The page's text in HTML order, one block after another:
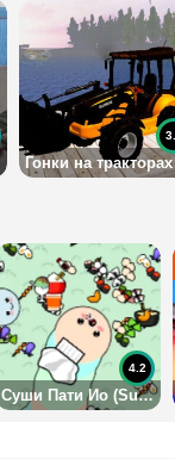
Гонки на тракторах
Суши Пати Ио (Sushiparty io)
4.2